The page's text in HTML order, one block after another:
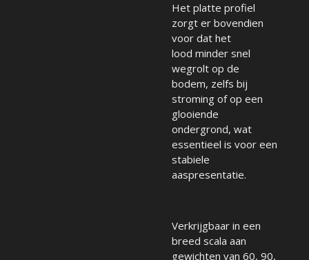
Het platte profiel
zorgt er bovendien
voor dat het
lood minder snel
wegrolt op de
bodem, zelfs bij
stroming of op een
glooiende
ondergrond, wat
essentieel is voor een
stabiele
aaspresentatie.
Verkrijgbaar in een
breed scala aan
gewichten van 60, 90,